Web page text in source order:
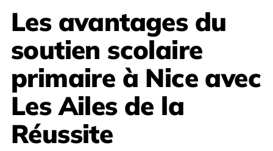
Les avantages du
soutien scolaire
primaire à Nice avec
Les Ailes de la
Réussite